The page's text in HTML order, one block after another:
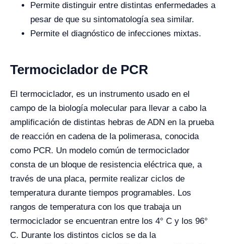
Permite distinguir entre distintas enfermedades a
pesar de que su sintomatología sea similar.
Permite el diagnóstico de infecciones mixtas.
Termociclador de PCR
El termociclador, es un instrumento usado en el
campo de la biología molecular para llevar a cabo la
amplificación de distintas hebras de ADN en la prueba
de reacción en cadena de la polimerasa, conocida
como PCR. Un modelo común de termociclador
consta de un bloque de resistencia eléctrica que, a
través de una placa, permite realizar ciclos de
temperatura durante tiempos programables. Los
rangos de temperatura con los que trabaja un
termociclador se encuentran entre los 4° C y los 96°
C. Durante los distintos ciclos se da la